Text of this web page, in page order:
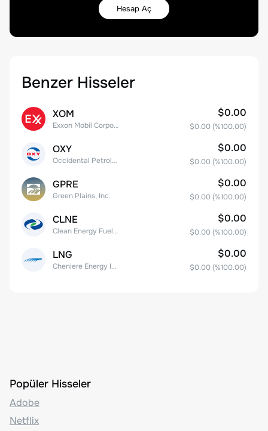
Hesap Aç
Benzer Hisseler
XOM
Exxon Mobil Corporation
$0.00
$0.00 (%100.00)
OXY
Occidental Petroleum Corporation
$0.00
$0.00 (%100.00)
GPRE
Green Plains, Inc.
$0.00
$0.00 (%100.00)
CLNE
Clean Energy Fuels Corp.
$0.00
$0.00 (%100.00)
LNG
Cheniere Energy Inc
$0.00
$0.00 (%100.00)
Popüler Hisseler
Adobe
Netflix